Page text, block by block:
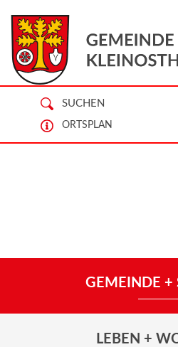
SUCHEN
ORTSPLAN
GEMEINDE +
LEBEN +